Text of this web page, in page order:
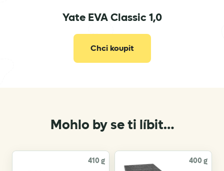
Yate EVA Classic 1,0
Chci koupit
Mohlo by se ti líbit…
410 g 400 g